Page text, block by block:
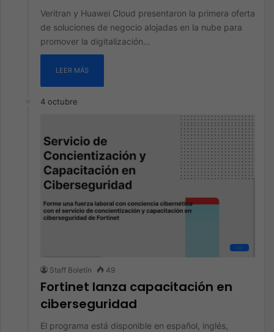
Veritran y Huawei Cloud presentaron la primera oferta
de soluciones de negocio alojadas en la nube para
promover la digitalización…
LEER MÁS
4 octubre
All
Staff Boletín 49
Fortinet lanza capacitación en
ciberseguridad
El programa está disponible en español, inglés,